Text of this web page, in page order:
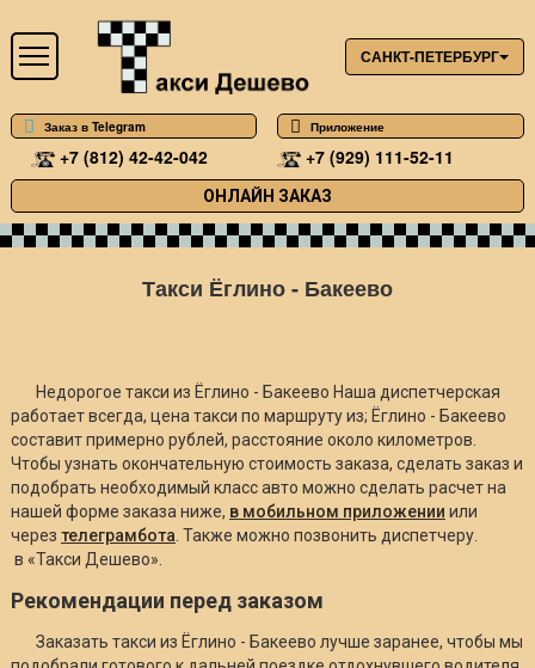
САНКТ-ПЕТЕРБУРГ
Заказ в Telegram Приложение
+7 (812) 42-42-042 +7 (929) 111-52-11
ОНЛАЙН ЗАКАЗ
Такси Ёглино - Бакеево
Недорогое такси из Ёглино - Бакеево Наша диспетчерская
работает всегда, цена такси по маршруту из; Ёглино - Бакеево
составит примерно рублей, расстояние около километров.
Чтобы узнать окончательную стоимость заказа, сделать заказ и
подобрать необходимый класс авто можно сделать расчет на
нашей форме заказа ниже, в мобильном приложении или
через телеграмбота . Также можно позвонить диспетчеру.
в «Такси Дешево».
Рекомендации перед заказом
Заказать такси из Ёглино - Бакеево лучше заранее, чтобы мы